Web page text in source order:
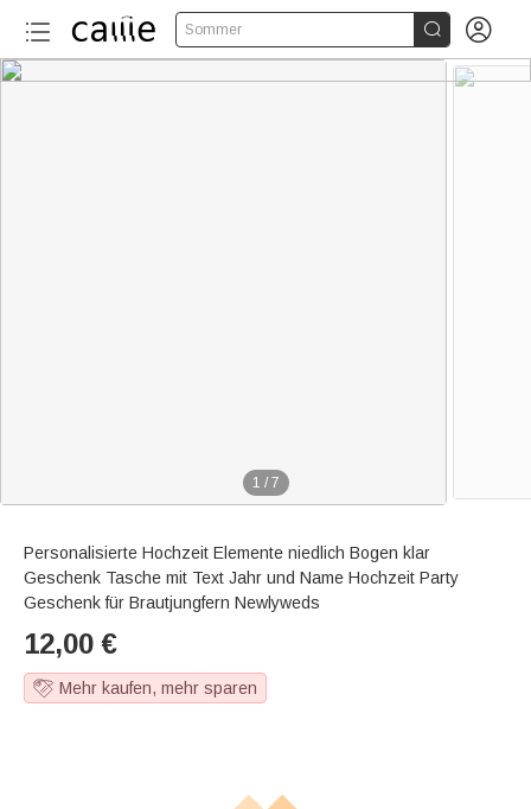
Sommer  
1 / 7
Personalisierte Hochzeit Elemente niedlich Bogen klar
Geschenk Tasche mit Text Jahr und Name Hochzeit Party
Geschenk für Brautjungfern Newlyweds
12,00 €
Mehr kaufen, mehr sparen